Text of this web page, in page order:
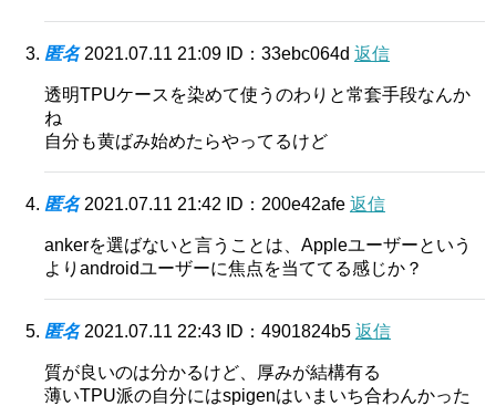
匿名 2021.07.11 21:09 ID：33ebc064d 返信
透明TPUケースを染めて使うのわりと常套手段なんか
ね
自分も黄ばみ始めたらやってるけど
匿名 2021.07.11 21:42 ID：200e42afe 返信
ankerを選ばないと言うことは、Appleユーザーという
よりandroidユーザーに焦点を当ててる感じか？
匿名 2021.07.11 22:43 ID：4901824b5 返信
質が良いのは分かるけど、厚みが結構有る
薄いTPU派の自分にはspigenはいまいち合わんかった